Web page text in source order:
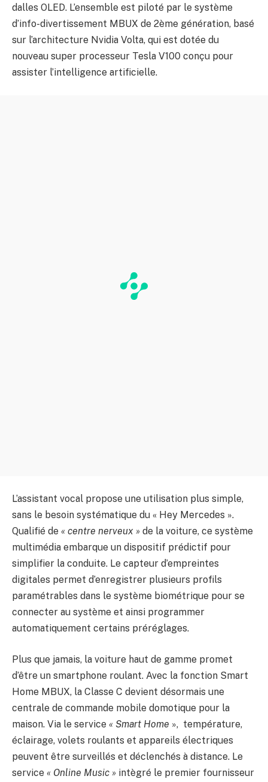
dalles OLED. L’ensemble est piloté par le système
d’info-divertissement MBUX de 2ème génération, basé
sur l’architecture Nvidia Volta, qui est dotée du
nouveau super processeur Tesla V100 conçu pour
assister l’intelligence artificielle.
L’assistant vocal propose une utilisation plus simple,
sans le besoin systématique du « Hey Mercedes ».
Qualifié de « centre nerveux » de la voiture, ce système
multimédia embarque un dispositif prédictif pour
simplifier la conduite. Le capteur d’empreintes
digitales permet d’enregistrer plusieurs profils
paramétrables dans le système biométrique pour se
connecter au système et ainsi programmer
automatiquement certains préréglages.
Plus que jamais, la voiture haut de gamme promet
d’être un smartphone roulant. Avec la fonction Smart
Home MBUX, la Classe C devient désormais une
centrale de commande mobile domotique pour la
maison. Via le service « Smart Home », température,
éclairage, volets roulants et appareils électriques
peuvent être surveillés et déclenchés à distance. Le
service « Online Music » intègré le premier fournisseur